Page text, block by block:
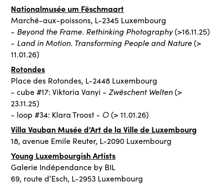
Nationalmusée um Fëschmaart
Marché-aux-poissons, L-2345 Luxembourg
- Beyond the Frame. Rethinking Photography(>16.11.25)
- Land in Motion. Transforming People and Nature(>
11.01.26)
Rotondes
Place des Rotondes, L-2448 Luxembourg
- cube #17: Viktoria Vanyi - Zwëschent Welten(>
23.11.25)
- loop #34: Klara Troost - ○(> 11.01.26)
Villa Vauban Musée d’Art de la Ville de Luxembourg
18, avenue Emile Reuter, L-2090 Luxembourg
Young Luxembourgish Artists
Galerie Indépendance by BIL
69, route d‘Esch, L-2953 Luxembourg